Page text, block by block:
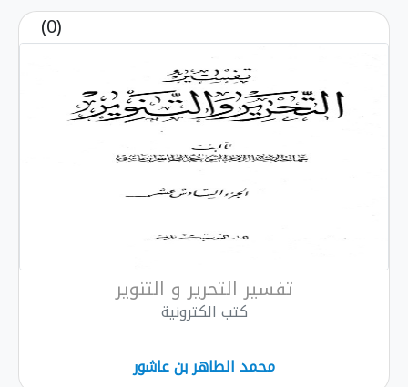
(0)
تفسير التحرير و التنوير
كتب الكترونية
محمد الطاهر بن عاشور